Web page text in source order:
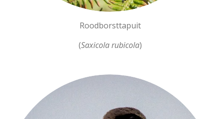
Roodborsttapuit
(Saxicola rubicola)